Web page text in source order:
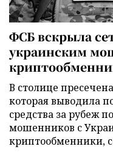
ФСБ вскрыла
украинским
В столице
которая выводила
средства за рубеж
мошенников с
криптообменники,